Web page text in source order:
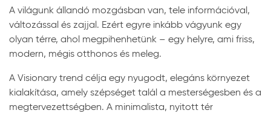
A világunk állandó mozgásban van, tele információval,
változással és zajjal. Ezért egyre inkább vágyunk egy
olyan térre, ahol megpihenhetünk – egy helyre, ami friss,
modern, mégis otthonos és meleg.
A Visionary trend célja egy nyugodt, elegáns környezet
kialakítása, amely szépséget talál a mesterségesben és a
megtervezettségben. A minimalista, nyitott tér